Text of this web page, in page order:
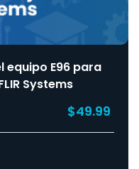
equipo E96 para
Systems
$49.99